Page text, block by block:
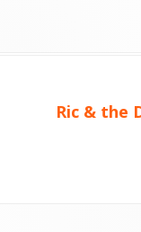
Nächster
Ric & the